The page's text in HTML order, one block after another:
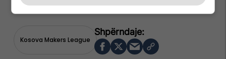
Kosova Makers League